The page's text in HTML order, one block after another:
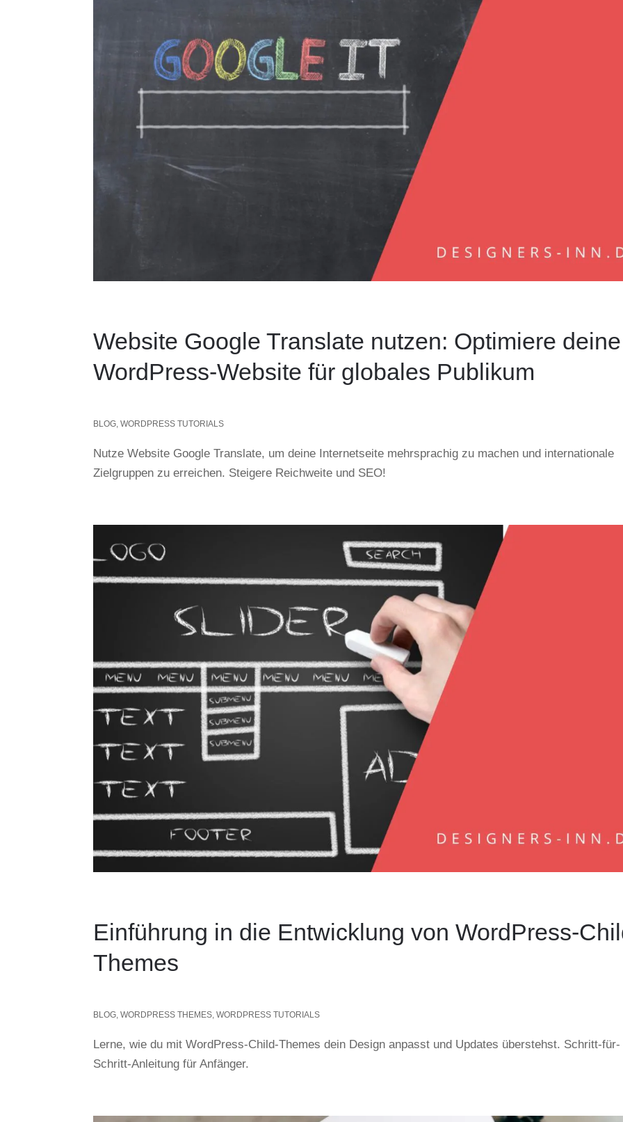
Website Google Translate nutzen: Optimiere deine
WordPress-Website für globales Publikum
BLOG,WORDPRESS TUTORIALS
Nutze Website Google Translate, um deine Internetseite mehrsprachig zu machen und internationale
Zielgruppen zu erreichen. Steigere Reichweite und SEO!
Einführung in die Entwicklung von WordPress-
Themes
BLOG,WORDPRESS THEMES,WORDPRESS TUTORIALS
Lerne, wie du mit WordPress-Child-Themes dein Design anpasst und Updates überstehst. Schritt-für-
Schritt-Anleitung für Anfänger.